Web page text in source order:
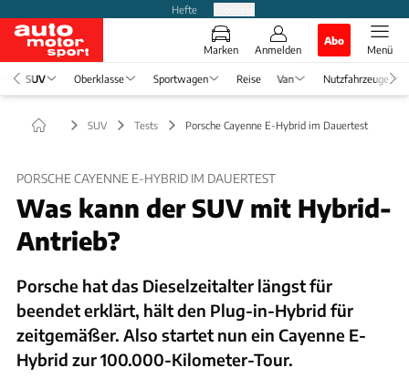
Hefte
Marken Anmelden
Abo
Menü
SUV Oberklasse Sportwagen Reise Van Nutzfahrzeuge
SUV Tests Porsche Cayenne E-Hybrid im Dauertest
PORSCHE CAYENNE E-HYBRID IM DAUERTEST
Was kann der SUV mit Hybrid-
Antrieb?
Porsche hat das Dieselzeitalter längst für
beendet erklärt, hält den Plug-in-Hybrid für
zeitgemäßer. Also startet nun ein Cayenne E-
Hybrid zur 100.000-Kilometer-Tour.